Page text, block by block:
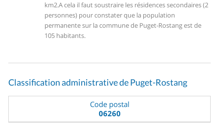
km2.A cela il faut soustraire les résidences secondaires (2
personnes) pour constater que la population
permanente sur la commune de Puget-Rostang est de
105 habitants.
Classification administrative de Puget-Rostang
Code postal
06260